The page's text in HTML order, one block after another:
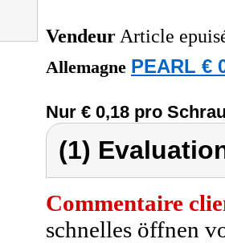
Vendeur Article
Allemagne PEARL €
Nur € 0,18 pro
(1)
Commentaire
schnelles öffnen